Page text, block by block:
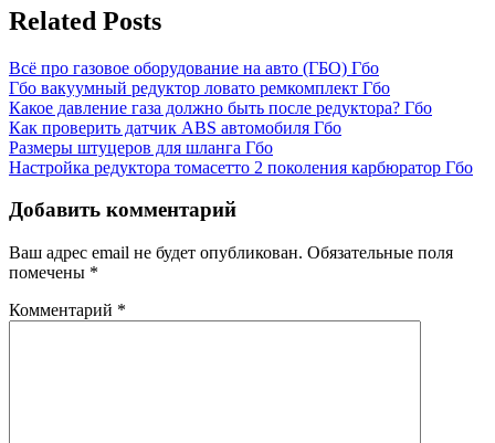
Related Posts
Всё про газовое оборудование на авто (ГБО) Гбо
Гбо вакуумный редуктор ловато ремкомплект Гбо
Какое давление газа должно быть после редуктора? Гбо
Как проверить датчик ABS автомобиля Гбо
Размеры штуцеров для шланга Гбо
Настройка редуктора томасетто 2 поколения карбюратор Гбо
Добавить комментарий
Ваш адрес email не будет опубликован. Обязательные поля
помечены *
Комментарий *